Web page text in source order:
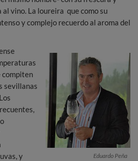
al vino. La loureira que como su
y complejo recuerdo al aroma del
Eduardo Peña
compiten
sevillanas
y